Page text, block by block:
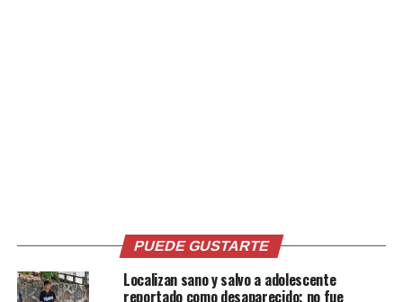
Comparte esto:
PUEDE GUSTARTE
Localizan sano y salvo a adolescente
reportado como desaparecido; no fue